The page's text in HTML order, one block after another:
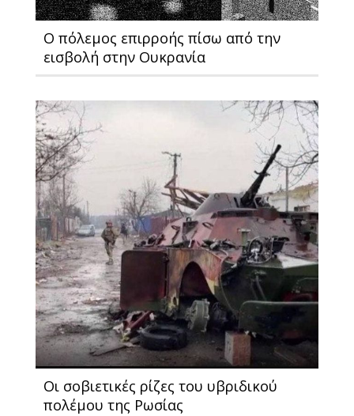
Ο πόλεμος επιρροής πίσω από την
εισβολή στην Ουκρανία
Οι σοβιετικές ρίζες του υβριδικού
πολέμου της Ρωσίας